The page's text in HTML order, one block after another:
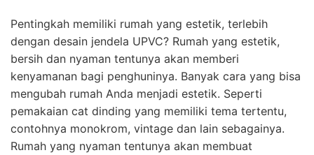
Pentingkah memiliki rumah yang estetik, terlebih
dengan desain jendela UPVC? Rumah yang estetik,
bersih dan nyaman tentunya akan memberi
kenyamanan bagi penghuninya. Banyak cara yang bisa
mengubah rumah Anda menjadi estetik. Seperti
pemakaian cat dinding yang memiliki tema tertentu,
contohnya monokrom, vintage dan lain sebagainya.
Rumah yang nyaman tentunya akan membuat